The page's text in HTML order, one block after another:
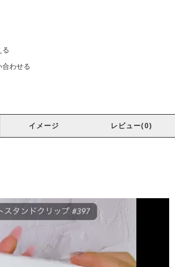
る
合わせる
イメージ レビュー(0)